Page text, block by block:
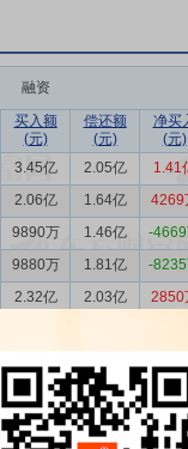
融资
买入额
(元)
偿还额
(元)
净买
(元)
3.45亿 2.05亿 1.41
2.06亿 1.64亿 4269
9890万 1.46亿 -
9880万 1.81亿 -
2.32亿 2.03亿 2850
1.46亿 1.95亿 -4886
1.34亿 1.30亿 430.0